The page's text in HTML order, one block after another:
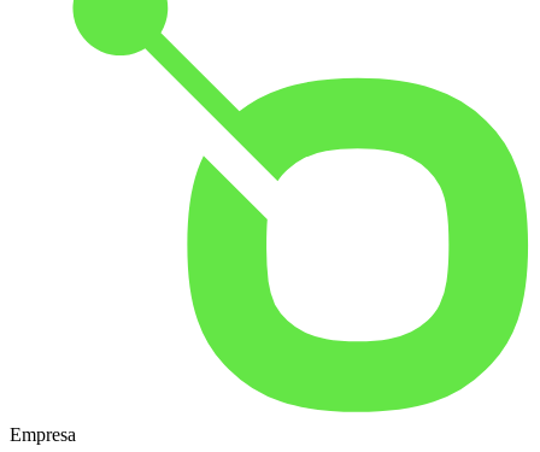
Empresa